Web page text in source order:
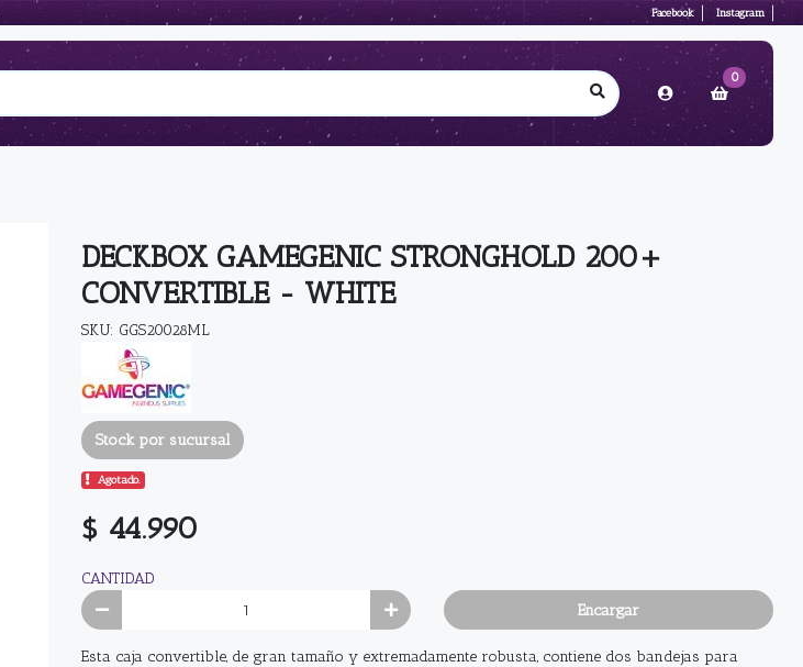
Facebook Instagram
0
DECKBOX GAMEGENIC STRONGHOLD 200+
CONVERTIBLE - WHITE
SKU: GGS20028ML
Stock por sucursal
Agotado.
$ 44.990
CANTIDAD
Encargar
Esta caja convertible, de gran tamaño y extremadamente robusta, contiene dos bandejas para